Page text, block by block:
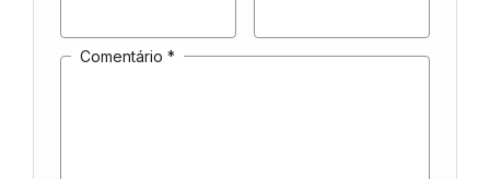
Comentário *